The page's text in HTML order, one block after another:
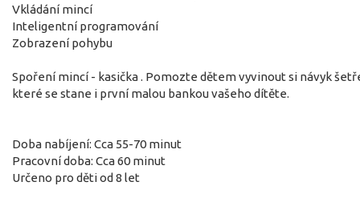
Vkládání mincí
Inteligentní programování
Zobrazení pohybu
Spoření mincí - kasička . Pomozte dětem vyvinout si návyk
které se stane i první malou bankou vašeho dítěte.
Doba nabíjení: Cca 55-70 minut
Pracovní doba: Cca 60 minut
Určeno pro děti od 8 let